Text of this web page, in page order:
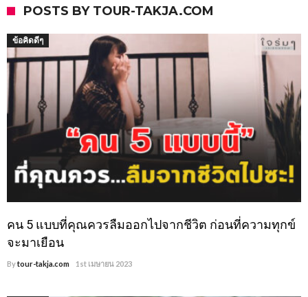
POSTS BY TOUR-TAKJA.COM
ข้อคิดดีๆ
คน 5 แบบที่คุณควรลืมออกไปจากชีวิต ก่อนที่ความทุกข์
จะมาเยือน
Bytour-takja.com 1st เมษายน 2023